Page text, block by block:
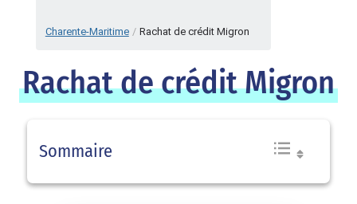
Charente-Maritime / Rachat de crédit Migron
Rachat de crédit Migron
Sommaire